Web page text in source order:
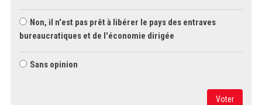
Non, il n'est pas prêt à libérer le pays des entraves
bureaucratiques et de l'économie dirigée
Sans opinion
Voter